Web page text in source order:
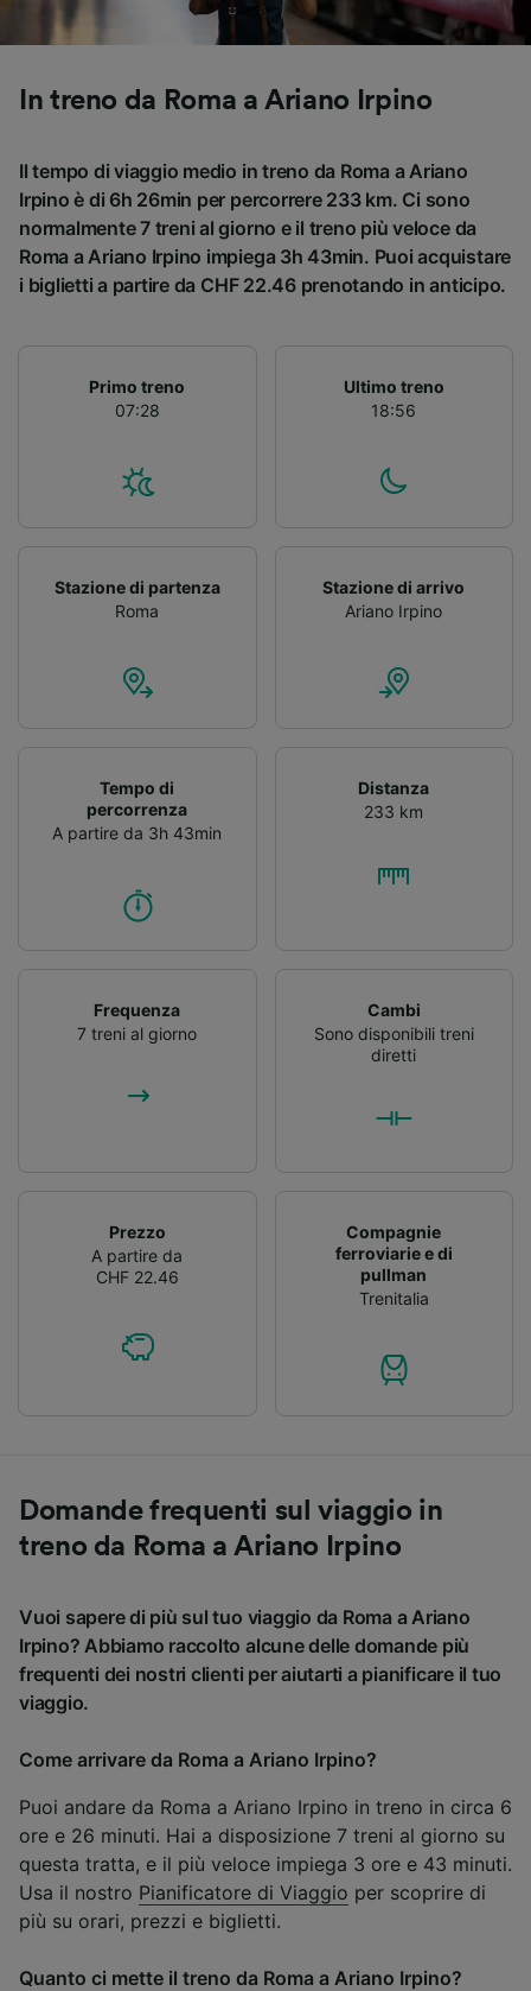
In treno da Roma a Ariano Irpino
Il tempo di viaggio medio in treno da Roma a Ariano
Irpino è di 6h 26min per percorrere 233 km. Ci sono
normalmente 7 treni al giorno e il treno più veloce da
Roma a Ariano Irpino impiega 3h 43min. Puoi acquistare
i biglietti a partire da CHF 22.46 prenotando in anticipo.
Primo treno
07:28
Ultimo treno
18:56
Stazione di partenza
Roma
Stazione di arrivo
Ariano Irpino
Tempo di
percorrenza
A partire da 3h 43min
Distanza
233 km
Frequenza
7 treni al giorno
Cambi
Sono disponibili treni
diretti
Prezzo
A partire da
CHF 22.46
Compagnie
ferroviarie e di
pullman
Trenitalia
Domande frequenti sul viaggio in
treno da Roma a Ariano Irpino
Vuoi sapere di più sul tuo viaggio da Roma a Ariano
Irpino? Abbiamo raccolto alcune delle domande più
frequenti dei nostri clienti per aiutarti a pianificare il tuo
viaggio.
Come arrivare da Roma a Ariano Irpino?
Puoi andare da Roma a Ariano Irpino in treno in circa 6
ore e 26 minuti. Hai a disposizione 7 treni al giorno su
questa tratta, e il più veloce impiega 3 ore e 43 minuti.
Usa il nostro Pianificatore di Viaggio per scoprire di
più su orari, prezzi e biglietti.
Quanto ci mette il treno da Roma a Ariano Irpino?
Utilizzare dati di geolocalizzazione precisi.
Scansione attiva delle caratteristiche del
Archiviare informazioni su dispositivo e/o
accedervi. Pubblicità e contenuti
dei contenuti e degli annunci, ricerche sul
pubblico, sviluppo di servizi.
Elenco dei partner (fornitori)